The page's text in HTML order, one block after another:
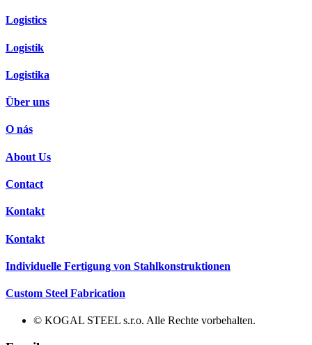
Logistics
Logistik
Logistika
Über uns
O nás
About Us
Contact
Kontakt
Kontakt
Individuelle Fertigung von Stahlkonstruktionen
Custom Steel Fabrication
© KOGAL STEEL s.r.o. Alle Rechte vorbehalten.